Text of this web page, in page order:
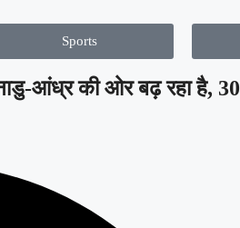
Sports
आंध्र की ओर बढ़ रहा है, 30